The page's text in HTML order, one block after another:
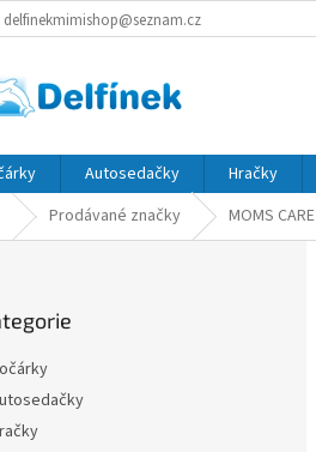
delfinekmimishop@seznam.cz
Autosedačky Hračky
Domů Prodávané značky MOMS CARE